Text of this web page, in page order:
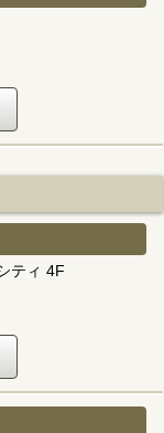
ティ 4F